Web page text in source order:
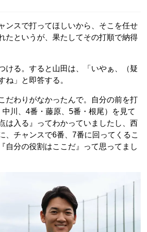
ンスで打ってほしいから、そこを任せ
たというが、果たしてその打順で納得
ける。すると山田は、「いやぁ、（疑
ね」と即答する。
だわりがなかったんで。自分の前を打
川、4番・藤原、5番・根尾）を見て
は入る』ってわかっていましたし、西
、チャンスで6番、7番に回ってくるこ
自分の役割はここだ』って思ってまし